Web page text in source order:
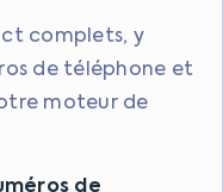
complets, y
de téléphone et
moteur de
de